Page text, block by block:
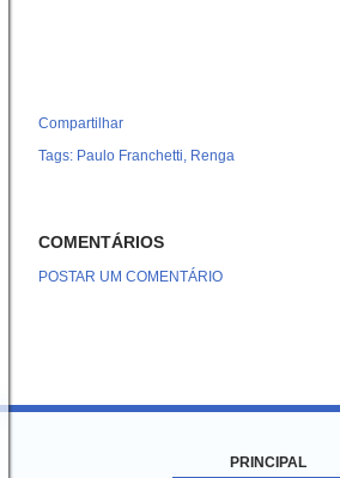
Compartilhar
Tags: Paulo Franchetti Renga
COMENTÁRIOS
POSTAR UM COMENTÁRIO
PRINCIPAL